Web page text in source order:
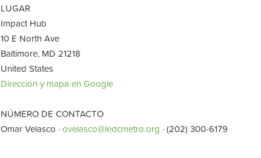
LUGAR
Impact Hub
10 E North Ave
Baltimore, MD 21218
United States
Dirección y mapa en Google
NÚMERO DE CONTACTO
Omar Velasco ·ovelasco@ledcmetro.org · (202) 300-6179